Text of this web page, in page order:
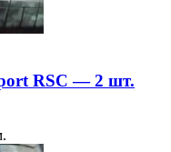
RSC — 2 шт.